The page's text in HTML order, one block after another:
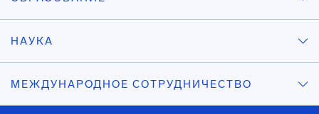
НАУКА
МЕЖДУНАРОДНОЕ СОТРУДНИЧЕСТВО